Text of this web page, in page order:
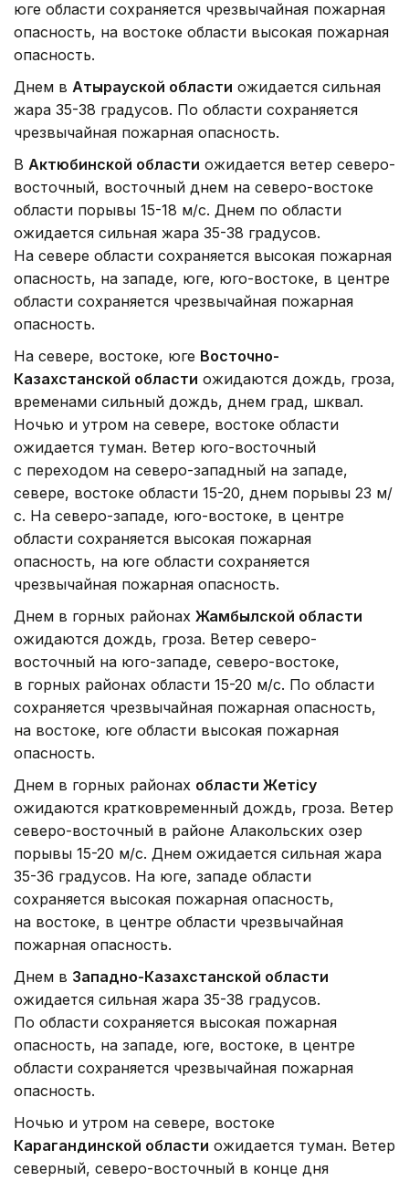
юге области сохраняется чрезвычайная пожарная
опасность, на востоке области высокая пожарная
опасность.
Днем в Атырауской области ожидается сильная
жара 35-38 градусов. По области сохраняется
чрезвычайная пожарная опасность.
В Актюбинской области ожидается ветер северо-
восточный, восточный днем на северо-востоке
области порывы 15-18 м/с. Днем по области
ожидается сильная жара 35-38 градусов.
На севере области сохраняется высокая пожарная
опасность, на западе, юге, юго-востоке, в центре
области сохраняется чрезвычайная пожарная
опасность.
На севере, востоке, юге Восточно-
Казахстанской области ожидаются дождь, гроза,
временами сильный дождь, днем град, шквал.
Ночью и утром на севере, востоке области
ожидается туман. Ветер юго-восточный
с переходом на северо-западный на западе,
севере, востоке области 15-20, днем порывы 23 м/
с. На северо-западе, юго-востоке, в центре
области сохраняется высокая пожарная
опасность, на юге области сохраняется
чрезвычайная пожарная опасность.
Днем в горных районах Жамбылской области
ожидаются дождь, гроза. Ветер северо-
восточный на юго-западе, северо-востоке,
в горных районах области 15-20 м/с. По области
сохраняется чрезвычайная пожарная опасность,
на востоке, юге области высокая пожарная
опасность.
Днем в горных районах области Жетісу
ожидаются кратковременный дождь, гроза. Ветер
северо-восточный в районе Алакольских озер
порывы 15-20 м/с. Днем ожидается сильная жара
35-36 градусов. На юге, западе области
сохраняется высокая пожарная опасность,
на востоке, в центре области чрезвычайная
пожарная опасность.
Днем в Западно-Казахстанской области
ожидается сильная жара 35-38 градусов.
По области сохраняется высокая пожарная
опасность, на западе, юге, востоке, в центре
области сохраняется чрезвычайная пожарная
опасность.
Ночью и утром на севере, востоке
Карагандинской области ожидается туман. Ветер
северный, северо-восточный в конце дня